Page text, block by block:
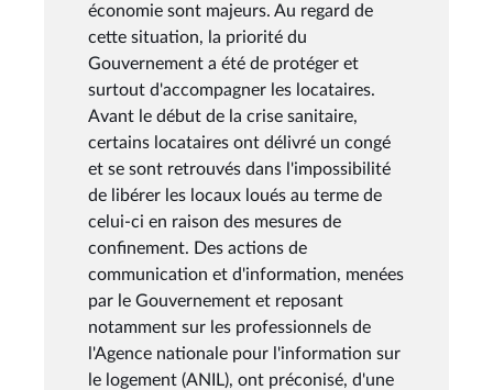
économie sont majeurs. Au regard de
cette situation, la priorité du
Gouvernement a été de protéger et
surtout d'accompagner les locataires.
Avant le début de la crise sanitaire,
certains locataires ont délivré un congé
et se sont retrouvés dans l'impossibilité
de libérer les locaux loués au terme de
celui-ci en raison des mesures de
confinement. Des actions de
communication et d'information, menées
par le Gouvernement et reposant
notamment sur les professionnels de
l'Agence nationale pour l'information sur
le logement (ANIL), ont préconisé, d'une